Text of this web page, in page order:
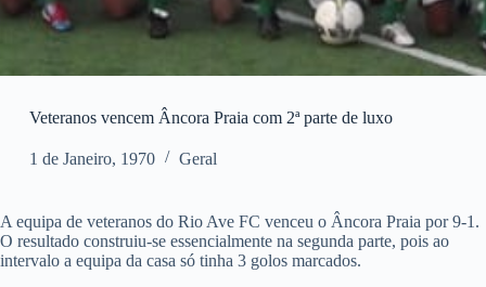
Veteranos vencem Âncora Praia com 2ª parte de luxo
1 de Janeiro, 1970 Geral
A equipa de veteranos do Rio Ave FC venceu o Âncora Praia por 9-1.
O resultado construiu-se essencialmente na segunda parte, pois ao
intervalo a equipa da casa só tinha 3 golos marcados.